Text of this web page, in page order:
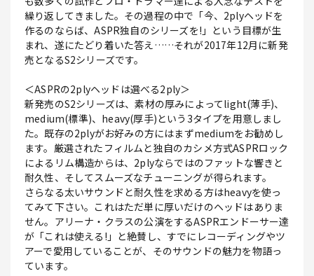
繰り返してきました。その過程の中で「今、2plyヘッドを
作るのならば、ASPR独自のシリーズを!」という目標が生
まれ、遂にたどり着いた答え……それが2017年12月に新発
売となるS2シリーズです。
＜ASPRの2plyヘッドは選べる2ply＞
新発売のS2シリーズは、素材の厚みによってlight(薄手)、
medium(標準)、heavy(厚手)という3タイプを用意しまし
た。既存の2plyがお好みの方にはまずmediumをお勧めし
ます。厳選されたフィルムと独自のカシメ方式ASPRロック
によるリム構造からは、2plyならではのファットな響きと
耐久性、そしてスムーズなチューニングが得られます。
さらなる太いサウンドと耐久性を求める方はheavyを使っ
てみて下さい。これはただ単に厚いだけのヘッドはありま
せん。アリーナ・クラスの公演をするASPRエンドーサー達
が「これは使える!」と絶賛し、すでにレコーディングやツ
アーで愛用していることが、そのサウンドの魅力を物語っ
ています。